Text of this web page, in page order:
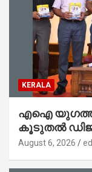
KERALA
എഐ
കൂടുതൽ
August 6, 2026